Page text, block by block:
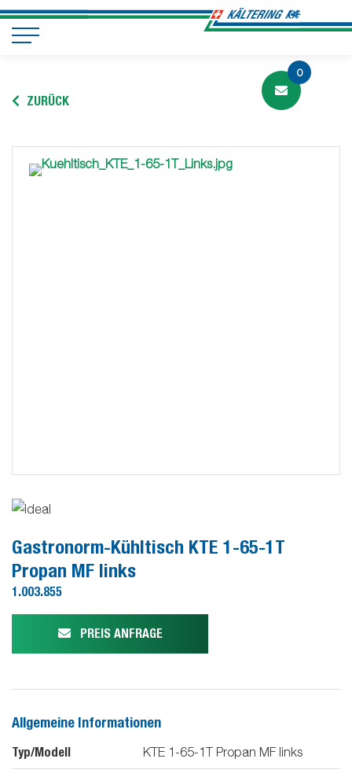
0
ZURÜCK
Gastronorm-Kühltisch KTE 1-65-1T
Propan MF links
1.003.855
PREIS ANFRAGE
Allgemeine Informationen
Typ/Modell KTE 1-65-1T Propan MF links